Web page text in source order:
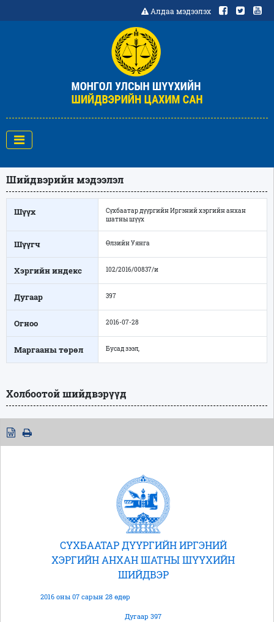
Алдаа мэдээлэх
Шийдвэрийн мэдээлэл
Шүүх
Сүхбаатар дүүргийн Иргэний хэргийн анхан
шатны шүүх
Шүүгч Өлзийн Уянга
Хэргийн индекс 102/2016/00837/и
Дугаар 397
Огноо 2016-07-28
Маргааны төрөл Бусад зээл,
Холбоотой шийдвэрүүд
СҮХБААТАР ДҮҮРГИЙН ИРГЭНИЙ
ХЭРГИЙН АНХАН ШАТНЫ ШҮҮХИЙН
ШИЙДВЭР
2016 оны 07 сарын 28 өдөр
Дугаар 397